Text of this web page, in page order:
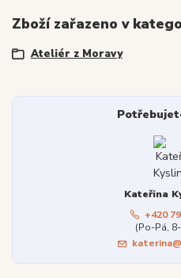
Zboží zařazeno v
Ateliér z Moravy
Kateřina
+420
(Po-Pá,